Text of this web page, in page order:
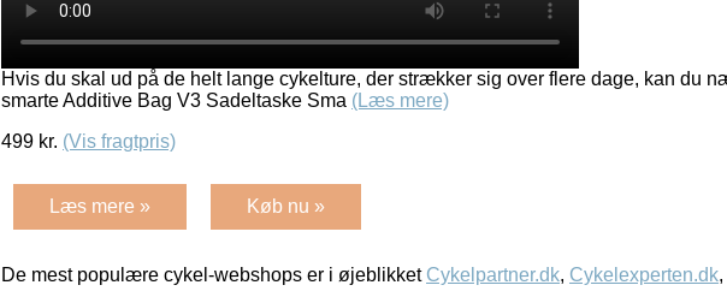
Hvis du skal ud på de helt lange cykelture, der strækker sig over flere dage, kan du
smarte Additive Bag V3 Sadeltaske Sma (Læs mere)
499 kr. (Vis fragtpris)
Læs mere » Køb nu »
De mest populære cykel-webshops er i øjeblikket Cykelpartner.dk, Cykelexperten.dk,